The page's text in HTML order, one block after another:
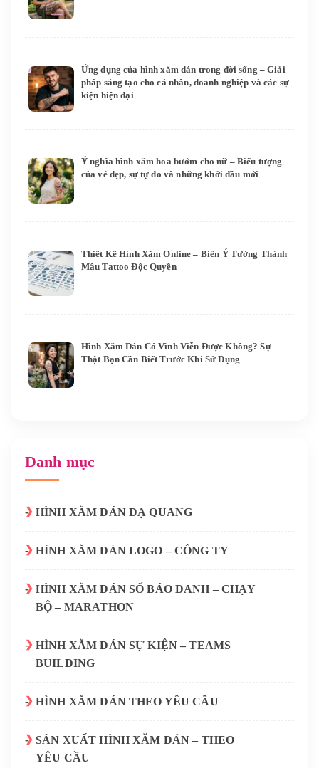
Ứng dụng của hình xăm dán trong đời sống – Giải
pháp sáng tạo cho cá nhân, doanh nghiệp và các sự
kiện hiện đại
Ý nghĩa hình xăm hoa bướm cho nữ – Biểu tượng
của vẻ đẹp, sự tự do và những khởi đầu mới
Thiết Kế Hình Xăm Online – Biến Ý Tưởng Thành
Mẫu Tattoo Độc Quyền
Hình Xăm Dán Có Vĩnh Viễn Được Không? Sự
Thật Bạn Cần Biết Trước Khi Sử Dụng
Danh mục
HÌNH XĂM DÁN DẠ QUANG
HÌNH XĂM DÁN LOGO – CÔNG TY
HÌNH XĂM DÁN SỐ BÁO DANH – CHẠY
BỘ – MARATHON
HÌNH XĂM DÁN SỰ KIỆN – TEAMS
BUILDING
HÌNH XĂM DÁN THEO YÊU CẦU
SẢN XUẤT HÌNH XĂM DÁN – THEO
YÊU CẦU